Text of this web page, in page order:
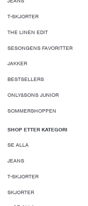
T-SKJORTER
THE LINEN EDIT
SESONGENS FAVORITTER
JAKKER
BESTSELLERS
ONLY&SONS JUNIOR
SOMMERSHOPPEN
SHOP ETTER KATEGORI
SE ALLA
JEANS
T-SKJORTER
SKJORTER